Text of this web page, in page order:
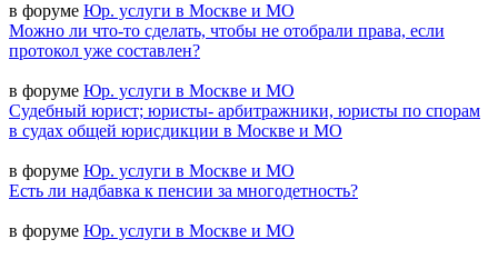
в форуме Юр. услуги в Москве и МО
Можно ли что-то сделать, чтобы не отобрали права, если
протокол уже составлен?
в форуме Юр. услуги в Москве и МО
Судебный юрист; юристы- арбитражники, юристы по спорам
в судах общей юрисдикции в Москве и МО
в форуме Юр. услуги в Москве и МО
Есть ли надбавка к пенсии за многодетность?
в форуме Юр. услуги в Москве и МО